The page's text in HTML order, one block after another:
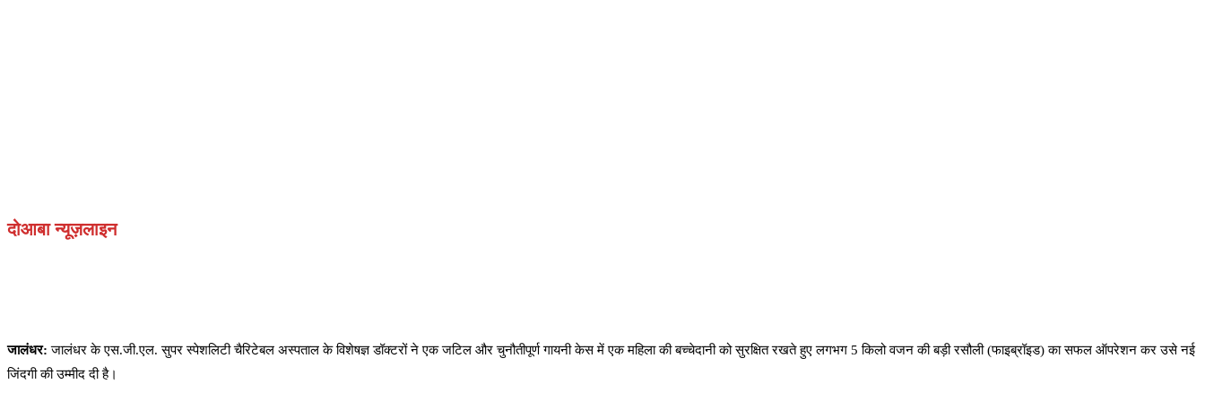
दोआबा न्यूज़लाइन
जालंधर:जालंधर के एस.जी.एल. सुपर स्पेशलिटी चैरिटेबल अस्पताल के विशेषज्ञ डॉक्टरों ने एक जटिल और चुनौतीपूर्ण गायनी केस में एक महिला की बच्चेदानी को सुरक्षित रखते हुए लगभग 5 किलो वजन की बड़ी रसौली (फाइब्रॉइड) का सफल ऑपरेशन कर उसे नई
जिंदगी की उम्मीद दी है।